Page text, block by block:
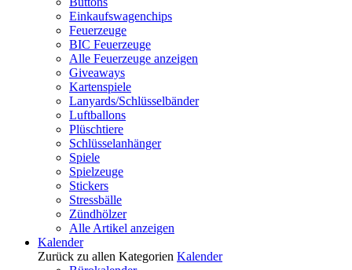
Einkaufswagenchips
Feuerzeuge
BIC Feuerzeuge
Alle Feuerzeuge anzeigen
Giveaways
Kartenspiele
Lanyards/Schlüsselbänder
Luftballons
Plüschtiere
Schlüsselanhänger
Spiele
Spielzeuge
Stickers
Stressbälle
Zündhölzer
Alle Artikel anzeigen
Kalender
Zurück zu allen Kategorien Kalender